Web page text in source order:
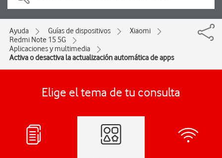
Ayuda Guías de dispositivos
Xiaomi
Redmi Note 15 5G
Aplicaciones y multimedia
Activa o desactiva la actualización automática de apps
Elige el tema de tu consulta